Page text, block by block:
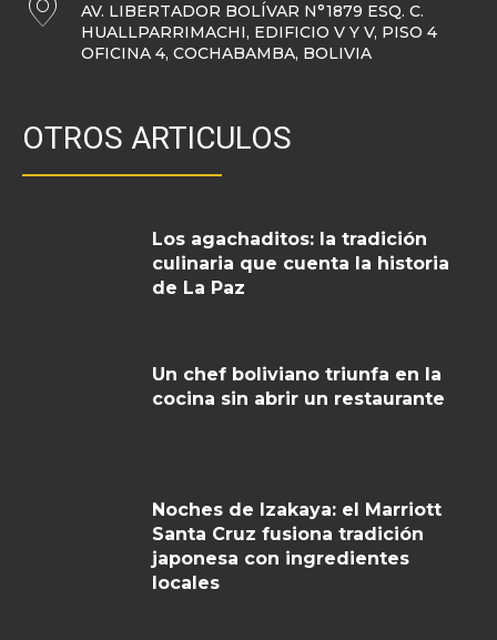
AV. LIBERTADOR BOLÍVAR N°1879 ESQ. C.
HUALLPARRIMACHI, EDIFICIO V Y V, PISO 4
OFICINA 4, COCHABAMBA, BOLIVIA
OTROS ARTICULOS
Los agachaditos: la tradición
culinaria que cuenta la historia
de La Paz
Un chef boliviano triunfa en la
cocina sin abrir un restaurante
Noches de Izakaya: el Marriott
Santa Cruz fusiona tradición
japonesa con ingredientes
locales